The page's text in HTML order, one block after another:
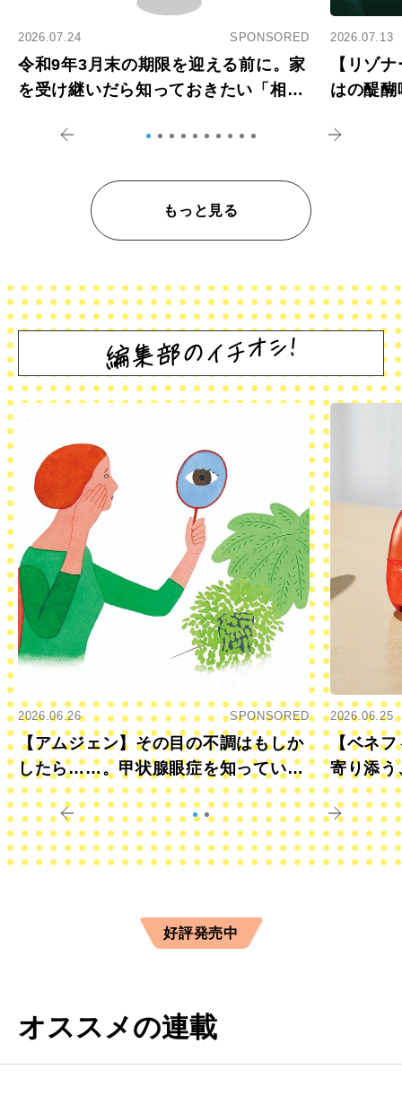
2026.07.24 SPONSORED
令和9年3月末の期限を迎える前に。家
を受け継いだら知っておきたい「相続
2026.07.13
【リゾ
はの醍
もっと見る
2026.06.26 SPONSORED
【アムジェン】その目の不調はもしか
したら……。甲状腺眼症を知っていま
すか？
2026.06.25
【ベネフ
寄り添う
きに
好評発売中
オススメの連載